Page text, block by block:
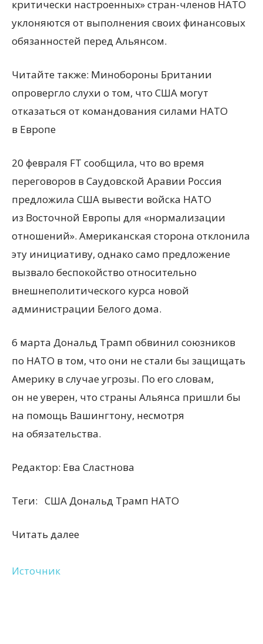
критически настроенных» стран-членов НАТО
уклоняются от выполнения своих финансовых
обязанностей перед Альянсом.
Читайте также: Минобороны Британии
опровергло слухи о том, что США могут
отказаться от командования силами НАТО
в Европе
20 февраля FT сообщила, что во время
переговоров в Саудовской Аравии Россия
предложила США вывести войска НАТО
из Восточной Европы для «нормализации
отношений». Американская сторона отклонила
эту инициативу, однако само предложение
вызвало беспокойство относительно
внешнеполитического курса новой
администрации Белого дома.
6 марта Дональд Трамп обвинил союзников
по НАТО в том, что они не стали бы защищать
Америку в случае угрозы. По его словам,
он не уверен, что страны Альянса пришли бы
на помощь Вашингтону, несмотря
на обязательства.
Редактор: Ева Сластнова
Теги: США Дональд Трамп НАТО
Читать далее
Источник